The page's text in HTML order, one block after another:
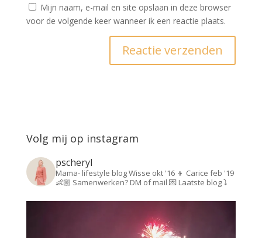
Mijn naam, e-mail en site opslaan in deze browser
voor de volgende keer wanneer ik een reactie plaats.
Volg mij op instagram
pscheryl
Mama- lifestyle blogWisse okt '16 👦 Carice feb '19
👶🏼 Samenwerken? DM of mail 💌Laatste blog ⤵️